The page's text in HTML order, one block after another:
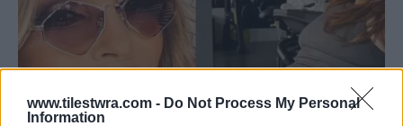
www.tilestwra.com - Do Not Process My Personal
Information